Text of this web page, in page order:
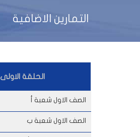
التمارين الاضافية
الحلقة الاولى
الصف الاول شعبة أ
الصف الاول شعبة ب